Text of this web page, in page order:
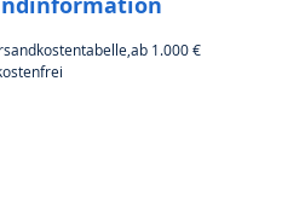
1.000 €